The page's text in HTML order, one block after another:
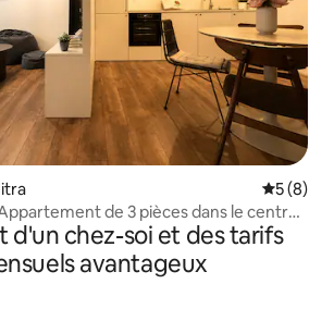
5 (8)
de 3 pièces dans le centre
d'un chez-soi et des tarifs
avantageux